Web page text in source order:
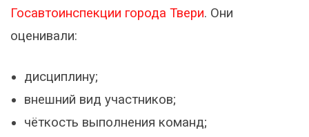
Госавтоинспекции города Твери. Они
оценивали:
дисциплину;
внешний вид участников;
чёткость выполнения команд;